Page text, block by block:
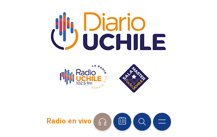
Radio en vivo